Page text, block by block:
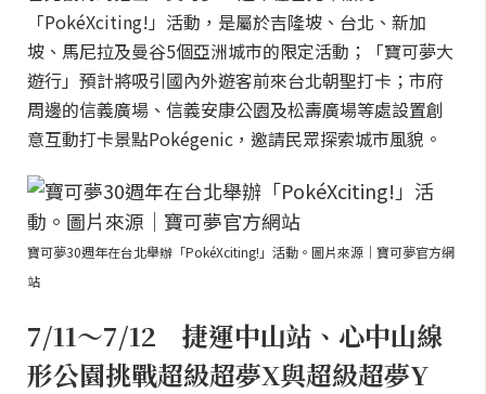
「PokéXciting!」活動，是屬於吉隆坡、台北、新加
坡、馬尼拉及曼谷5個亞洲城市的限定活動；「寶可夢大
遊行」預計將吸引國內外遊客前來台北朝聖打卡；市府
周邊的信義廣場、信義安康公園及松壽廣場等處設置創
意互動打卡景點Pokégenic，邀請民眾探索城市風貌。
寶可夢30週年在台北舉辦「PokéXciting!」活動。圖片來源｜寶可夢官方網
站
7/11～7/12 捷運中山站、心中山線
形公園挑戰超級超夢X與超級超夢Y